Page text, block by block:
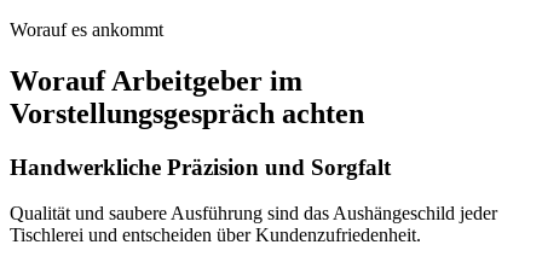
Worauf es ankommt
Worauf Arbeitgeber im
Vorstellungsgespräch achten
Handwerkliche Präzision und Sorgfalt
Qualität und saubere Ausführung sind das Aushängeschild jeder
Tischlerei und entscheiden über Kundenzufriedenheit.